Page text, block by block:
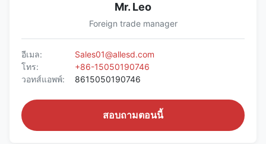
Mr. Leo
Foreign trade manager
อีเมล:
Sales01@allesd.com
โทร:
+86-15050190746
วอทส์แอพพ์:
8615050190746
สอบถามตอนนี้